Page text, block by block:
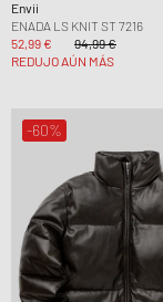
Envii
ENADA LS KNIT ST 7216
52,99 €
94,99 €
REDUJO AÚN MÁS
-60%